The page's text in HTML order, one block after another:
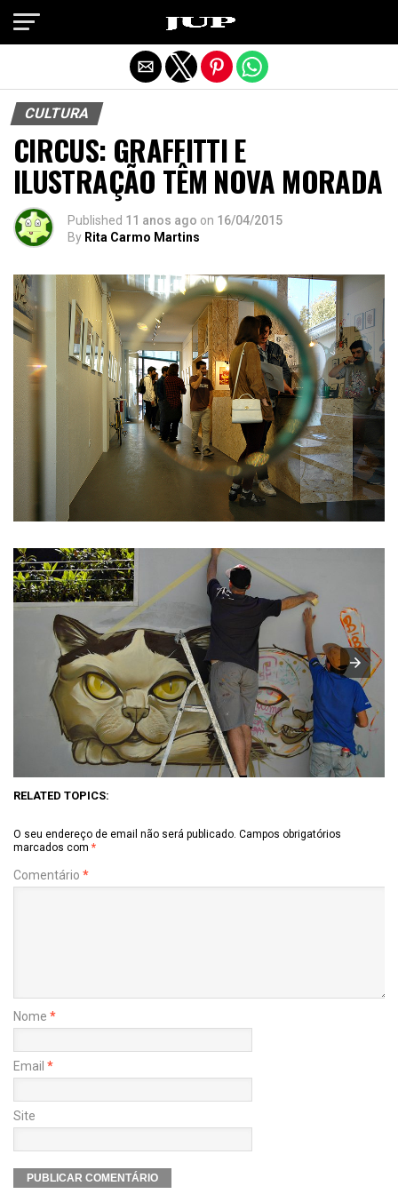
CULTURA
CIRCUS: GRAFFITTI E
ILUSTRAÇÃO TÊM NOVA MORADA
Published 11 anos ago on 16/04/2015
By Rita Carmo Martins
RELATED TOPICS:
O seu endereço de email não será publicado. Campos obrigatórios
marcados com *
Comentário *
Nome *
Email *
Site
Exit mobile version